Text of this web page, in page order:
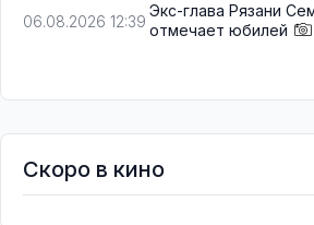
06.08.2026 12:39
Экс-глава Рязани
отмечает юбилей
Скоро в кино